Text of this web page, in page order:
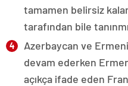
tamamen belirsiz
tarafından bile
Azerbaycan ve
devam ederken
açıkça ifade eden